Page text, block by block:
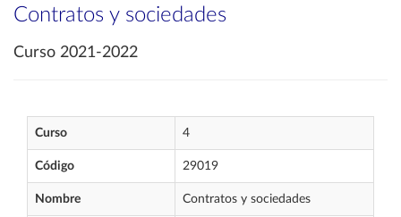
Contratos y sociedades
Curso 2021-2022
Curso 4
Código 29019
Nombre Contratos y sociedades